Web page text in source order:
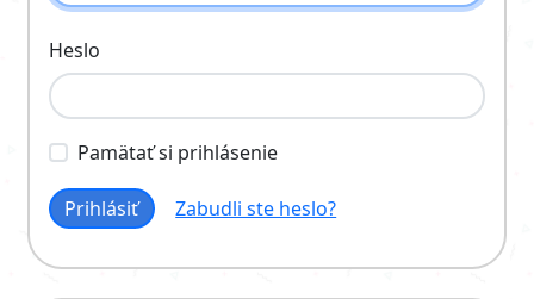
Heslo
Pamätať si prihlásenie
Prihlásiť Zabudli ste heslo?